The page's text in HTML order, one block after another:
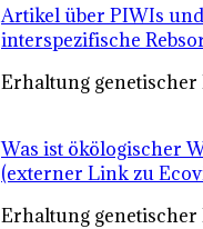
Artikel über PIWIs und
interspezifische
Erhaltung genetischer
Was ist ökölogischer
(externer Link zu
Erhaltung genetischer